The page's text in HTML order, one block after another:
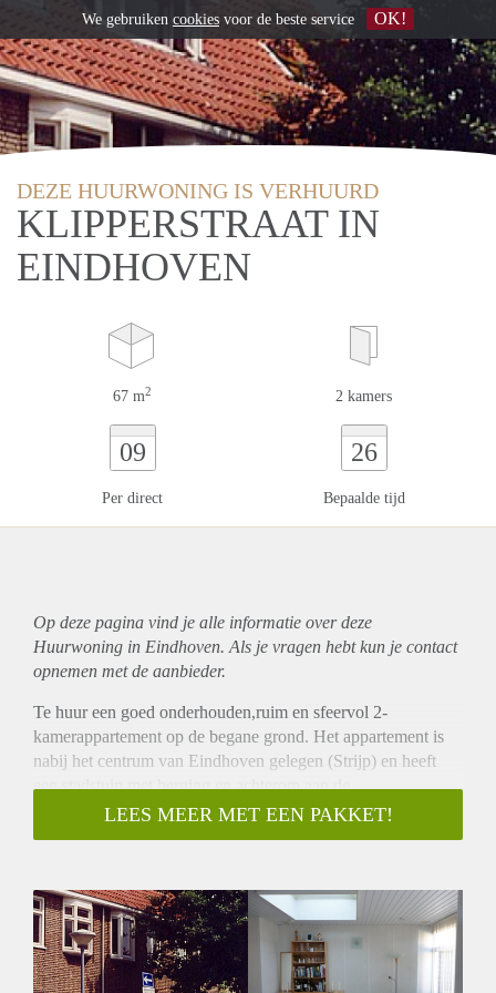
DEZE HUURWONING IS VERHUURD
KLIPPERSTRAAT IN
EINDHOVEN
67 m2 2 kamers
09
Per direct
26
Bepaalde tijd
Op deze pagina vind je alle informatie over deze
Huurwoning in Eindhoven. Als je vragen hebt kun je contact
opnemen met de aanbieder.
Te huur een goed onderhouden,ruim en sfeervol 2-
kamerappartement op de begane grond. Het appartement is
nabij het centrum van Eindhoven gelegen (Strijp) en heeft
een stadstuin met berging en achterom aan de
achterzijde.Moet u gezien hebben!
Het benedenappartement beschikt over een zeer grote
en eigen badgeyser, separate knusse slaapkamer en badkamer
met ligbad,douche en vaste wastafel.Het toilet en kapstok
bevinden zich in de gang. Via de keuken heeft u toegang tot
de betegelde stadstuin. Het geheel maakt een zeer verzorgde
LEES MEER MET EEN PAKKET!
We gebruiken cookies voor de beste service OK!